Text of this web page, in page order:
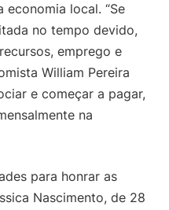
local. “Se
no tempo devido,
emprego e
William Pereira
e começar a pagar,
na
para honrar as
Nascimento, de 28